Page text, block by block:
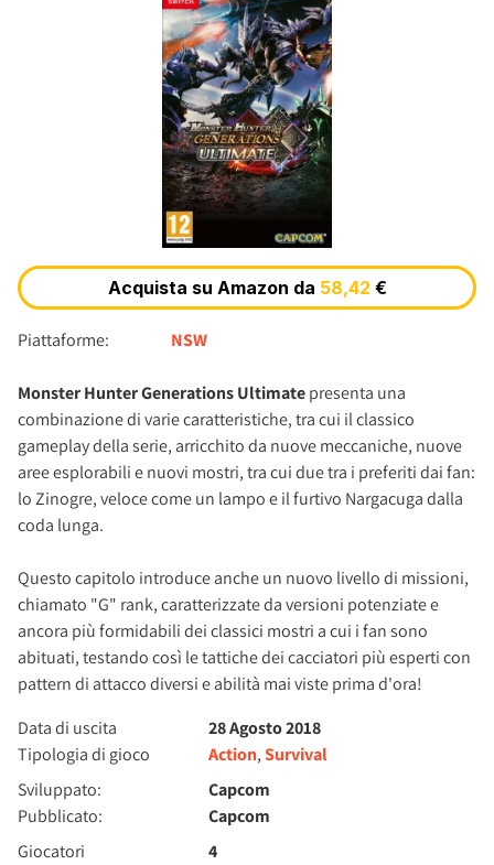
Piattaforme: NSW
Monster Hunter Generations Ultimatepresenta una
combinazione di varie caratteristiche, tra cui il classico
gameplay della serie, arricchito da nuove meccaniche, nuove
aree esplorabili e nuovi mostri, tra cui due tra i preferiti dai fan:
lo Zinogre, veloce come un lampo e il furtivo Nargacuga dalla
coda lunga.
Questo capitolo introduce anche un nuovo livello di missioni,
chiamato "G" rank, caratterizzate da versioni potenziate e
ancora più formidabili dei classici mostri a cui i fan sono
abituati, testando così le tattiche dei cacciatori più esperti con
pattern di attacco diversi e abilità mai viste prima d'ora!
Data di uscita
28 Agosto 2018
Tipologia di gioco
Action,Survival
Sviluppato:
Capcom
Pubblicato:
Capcom
Giocatori
4